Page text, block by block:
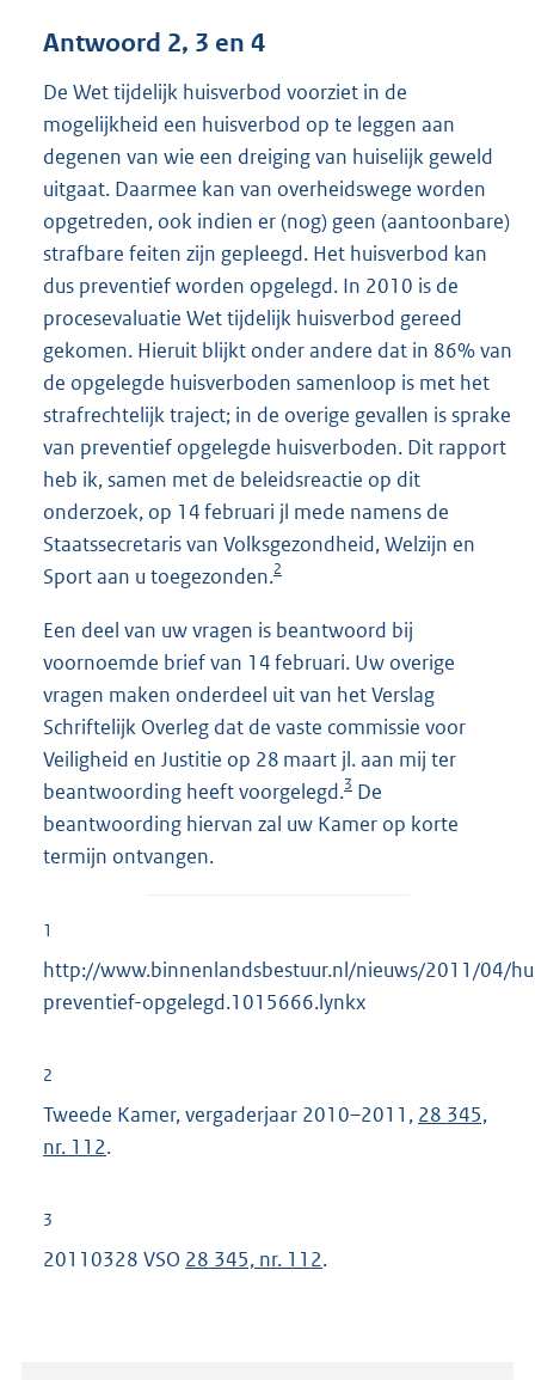
Antwoord 2, 3 en 4
De Wet tijdelijk huisverbod voorziet in de
mogelijkheid een huisverbod op te leggen aan
degenen van wie een dreiging van huiselijk geweld
uitgaat. Daarmee kan van overheidswege worden
opgetreden, ook indien er (nog) geen (aantoonbare)
strafbare feiten zijn gepleegd. Het huisverbod kan
dus preventief worden opgelegd. In 2010 is de
procesevaluatie Wet tijdelijk huisverbod gereed
gekomen. Hieruit blijkt onder andere dat in 86% van
de opgelegde huisverboden samenloop is met het
strafrechtelijk traject; in de overige gevallen is sprake
van preventief opgelegde huisverboden. Dit rapport
heb ik, samen met de beleidsreactie op dit
onderzoek, op 14 februari jl mede namens de
Staatssecretaris van Volksgezondheid, Welzijn en
Sport aan u toegezonden.2
Een deel van uw vragen is beantwoord bij
voornoemde brief van 14 februari. Uw overige
vragen maken onderdeel uit van het Verslag
Schriftelijk Overleg dat de vaste commissie voor
Veiligheid en Justitie op 28 maart jl. aan mij ter
beantwoording heeft voorgelegd.3 De
beantwoording hiervan zal uw Kamer op korte
termijn ontvangen.
1
http://www.binnenlandsbestuur.nl/nieuws/2011/04/
preventief-opgelegd.1015666.lynkx
2
Tweede Kamer, vergaderjaar 2010–2011, 28 345,
nr. 112.
3
20110328 VSO 28 345, nr. 112.